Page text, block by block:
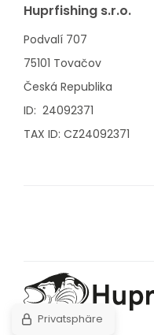
Huprfishing s.r.o.
Podvalí 707
75101 Tovačov
Česká Republika
ID: 24092371
TAX ID: CZ24092371
Privatsphäre